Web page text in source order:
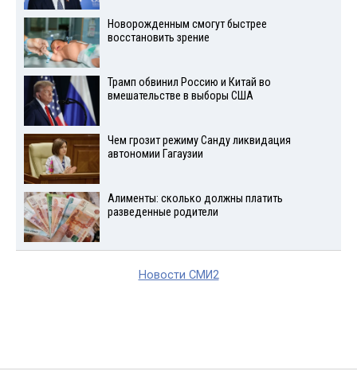
Новорожденным смогут быстрее
восстановить зрение
Трамп обвинил Россию и Китай во
вмешательстве в выборы США
Чем грозит режиму Санду ликвидация
автономии Гагаузии
Алименты: сколько должны платить
разведенные родители
Новости СМИ2